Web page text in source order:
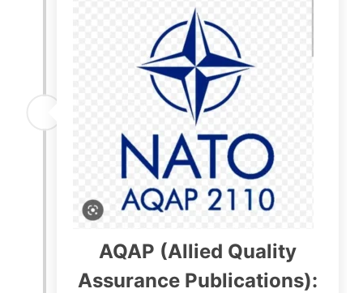
AQAP (Allied Quality
Assurance Publications):